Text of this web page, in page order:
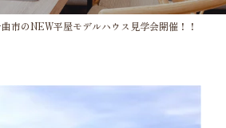
市のNEW平屋モデルハウス見学会開催！！